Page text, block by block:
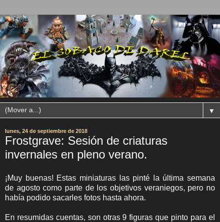
▼
lunes, 24 de septiembre de 2018
Frostgrave: Sesión de criaturas
invernales en pleno verano.
¡Muy buenas! Estas miniaturas las pinté la última semana
de agosto como parte de los objetivos veraniegos, pero no
había podido sacarles fotos hasta ahora.
En resumidas cuentas, son otras 9 figuras que pinto para el